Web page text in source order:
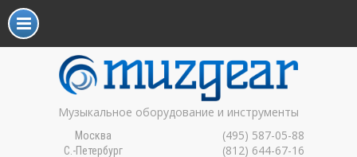
Музыкальное оборудование и инструменты
Москва (495) 587-05-88
С.-Петербург (812) 644-67-16